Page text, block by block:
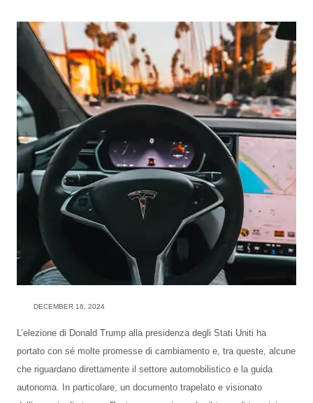
DECEMBER 16, 2024
L’elezione di Donald Trump alla presidenza degli Stati Uniti ha
portato con sé molte promesse di cambiamento e, tra queste, alcune
che riguardano direttamente il settore automobilistico e la guida
autonoma. In particolare, un documento trapelato e visionato